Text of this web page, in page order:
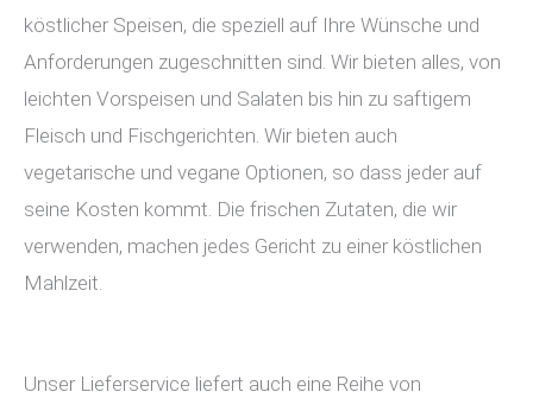
köstlicher Speisen, die speziell auf Ihre Wünsche und
Anforderungen zugeschnitten sind. Wir bieten alles, von
leichten Vorspeisen und Salaten bis hin zu saftigem
Fleisch und Fischgerichten. Wir bieten auch
vegetarische und vegane Optionen, so dass jeder auf
seine Kosten kommt. Die frischen Zutaten, die wir
verwenden, machen jedes Gericht zu einer köstlichen
Mahlzeit.
Unser Lieferservice liefert auch eine Reihe von